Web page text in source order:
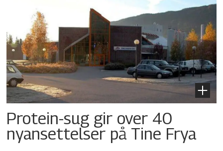
Protein-sug gir over 40
nyansettelser på Tine Frya